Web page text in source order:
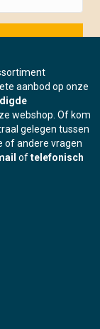
aanbod op onze
webshop. Of kom
gelegen tussen
of andere vragen
oftelefonisch